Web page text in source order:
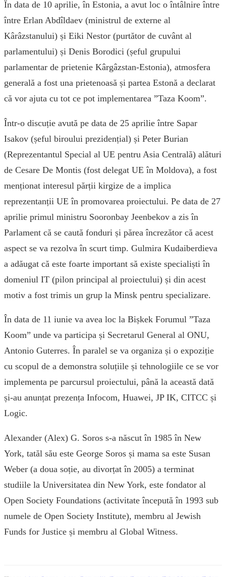
În data de 10 aprilie, în Estonia, a avut loc o întâlnire între
între Erlan Abdîldaev (ministrul de externe al
Kârâzstanului) și Eiki Nestor (purtător de cuvânt al
parlamentului) și Denis Borodici (șeful grupului
parlamentar de prietenie Kârgâzstan-Estonia), atmosfera
generală a fost una prietenoasă și partea Estonă a declarat
că vor ajuta cu tot ce pot implementarea ”Taza Koom”.
Într-o discuție avută pe data de 25 aprilie între Sapar
Isakov (șeful biroului prezidențial) și Peter Burian
(Reprezentantul Special al UE pentru Asia Centrală) alături
de Cesare De Montis (fost delegat UE în Moldova), a fost
menționat interesul părții kirgize de a implica
reprezentanții UE în promovarea proiectului. Pe data de 27
aprilie primul ministru Sooronbay Jeenbekov a zis în
Parlament că se caută fonduri și părea încrezător că acest
aspect se va rezolva în scurt timp. Gulmira Kudaiberdieva
a adăugat că este foarte important să existe specialiști în
domeniul IT (pilon principal al proiectului) și din acest
motiv a fost trimis un grup la Minsk pentru specializare.
În data de 11 iunie va avea loc la Bișkek Forumul ”Taza
Koom” unde va participa și Secretarul General al ONU,
Antonio Guterres. În paralel se va organiza și o expoziție
cu scopul de a demonstra soluțiile și tehnologiile ce se vor
implementa pe parcursul proiectului, până la această dată
și-au anunțat prezența Infocom, Huawei, JP IK, CITCC și
Logic.
Alexander (Alex) G. Soros s-a născut în 1985 în New
York, tatăl său este George Soros și mama sa este Susan
Weber (a doua soție, au divorțat în 2005) a terminat
studiile la Universitatea din New York, este fondator al
Open Society Foundations (activitate începută în 1993 sub
numele de Open Society Institute), membru al Jewish
Funds for Justice și membru al Global Witness.